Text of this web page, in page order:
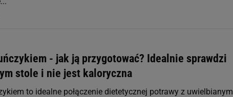
- jak ją przygotować? Idealnie sprawdzi
stole i nie jest kaloryczna
to idealne połączenie dietetycznej potrawy z uwielbianym